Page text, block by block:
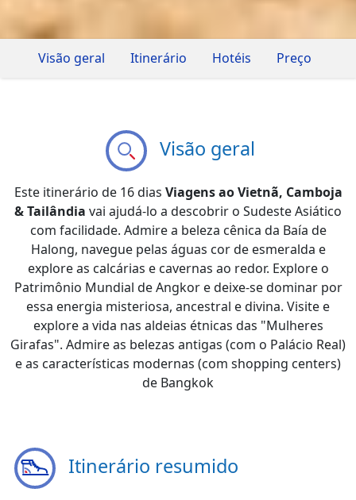
Visão geral Itinerário Hotéis Preço
Visão geral
Este itinerário de 16 dias Viagens ao Vietnã, Camboja
& Tailândia vai ajudá-lo a descobrir o Sudeste Asiático
com facilidade. Admire a beleza cênica da Baía de
Halong, navegue pelas águas cor de esmeralda e
explore as calcárias e cavernas ao redor. Explore o
Patrimônio Mundial de Angkor e deixe-se dominar por
essa energia misteriosa, ancestral e divina. Visite e
explore a vida nas aldeias étnicas das "Mulheres
Girafas". Admire as belezas antigas (com o Palácio Real)
e as características modernas (com shopping centers)
de Bangkok
Itinerário resumido